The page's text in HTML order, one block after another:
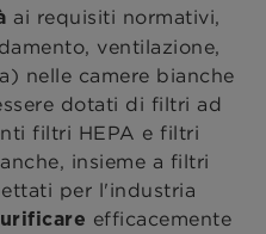
ai requisiti normativi,
ventilazione,
nelle camere bianche
dotati di filtri ad
filtri HEPA e filtri
insieme a filtri
per l'industria
efficacemente